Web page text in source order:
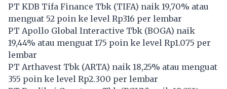
PT KDB Tifa Finance Tbk (TIFA) naik 19,70% atau
menguat 52 poin ke level Rp316 per lembar
PT Apollo Global Interactive Tbk (BOGA) naik
19,44% atau menguat 175 poin ke level Rp1.075 per
lembar
PT Arthavest Tbk (ARTA) naik 18,25% atau menguat
355 poin ke level Rp2.300 per lembar